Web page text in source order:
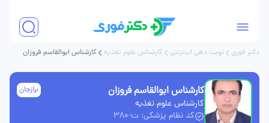
دکتر فوری نوبت دهی اینترنتی کارشناس علوم تغذیه کارشناس ابوالقاسم فروزان
کارشناس ابوالقاسم فروزان
کارشناس علوم تغذیه
کد نظام پزشکی: ت-380
برازجان